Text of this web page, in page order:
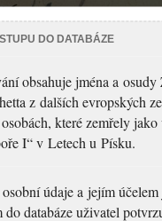
DO DATABÁZE
obsahuje jména a
z dalších evropských
které zemřely
I“ v Letech u Písku.
údaje a jejím
databáze uživatel